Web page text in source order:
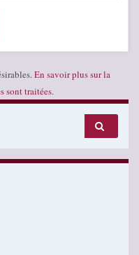
En savoir plus sur la
sont traitées.